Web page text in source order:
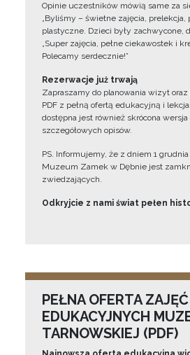
Opinie uczestników mówią same za
„Byliśmy – świetne zajęcia, prelekcja,
plastyczne. Dzieci były zachwycone,
„Super zajęcia, pełne ciekawostek i
Polecamy serdecznie!”
Rezerwacje już trwają
Zapraszamy do planowania wizyt
PDF z pełną ofertą edukacyjną i
dostępna jest również skrócona
szczegółowych opisów.
PS. Informujemy, że z dniem 1 grudnia
Muzeum Zamek w Dębnie jest
zwiedzających.
Odkryjcie z nami świat pełen
PEŁNA OFERTA ZAJĘĆ
EDUKACYJNYCH
TARNOWSKIEJ (PDF)